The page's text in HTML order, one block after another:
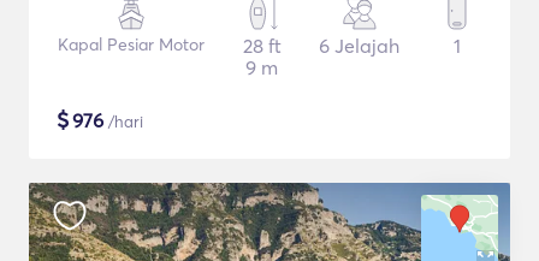
Kapal Pesiar Motor
28 ft
9 m
6 Jelajah 1
$976 /hari